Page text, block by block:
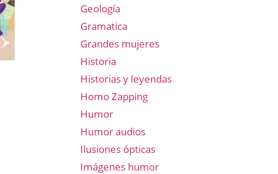
Geología
Gramatica
Grandes mujeres
Historia
Historias y leyendas
Homo Zapping
Humor
Humor audios
Ilusiones ópticas
Imágenes humor